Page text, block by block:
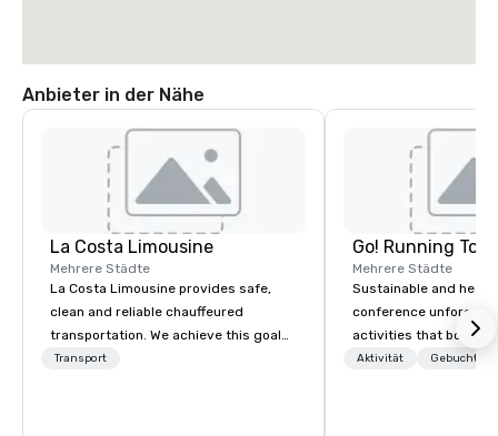
Anbieter in der Nähe
La Costa Limousine
Mehrere Städte
La Costa Limousine provides safe,
clean and reliable chauffeured
transportation. We achieve this goal
with highly trained chauffeurs, the
Transport
Go! Running
Mehrere Städte
Sustainable and
conference
activities that boost
lower carbon
Aktivität Gebuchte